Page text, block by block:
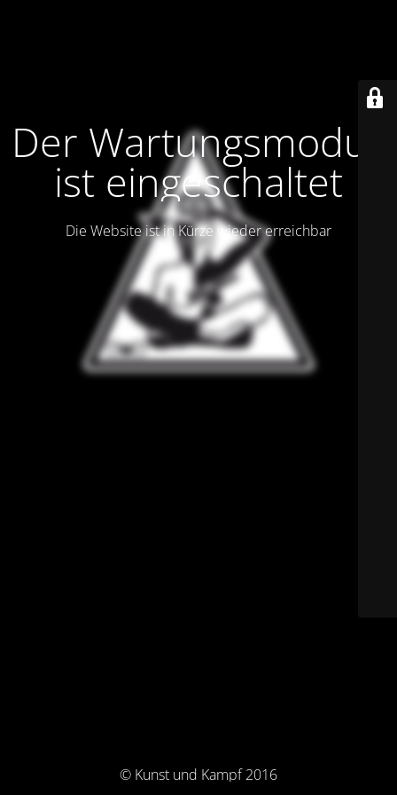
Der Wartungsmodus
ist eingeschaltet
Die Website ist in Kürze wieder erreichbar
© Kunst und Kampf 2016